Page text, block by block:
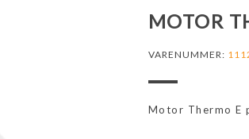
MOTOR
VARENUMMER:
Motor Thermo E